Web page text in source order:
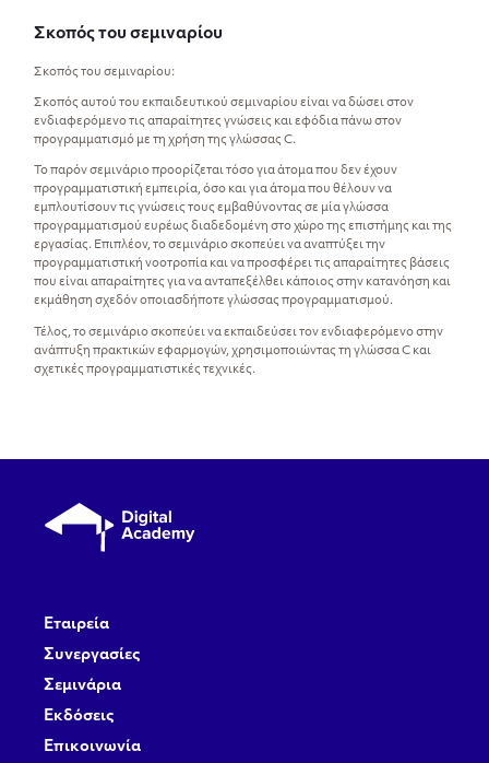
Σκοπός του σεμιναρίου
Σκοπός του σεμιναρίου:
Σκοπός αυτού του εκπαιδευτικού σεμιναρίου είναι να δώσει στον
ενδιαφερόμενο τις απαραίτητες γνώσεις και εφόδια πάνω στον
προγραμματισμό με τη χρήση της γλώσσας C.
Το παρόν σεμινάριο προορίζεται τόσο για άτομα που δεν έχουν
προγραμματιστική εμπειρία, όσο και για άτομα που θέλουν να
εμπλουτίσουν τις γνώσεις τους εμβαθύνοντας σε μία γλώσσα
προγραμματισμού ευρέως διαδεδομένη στο χώρο της επιστήμης και της
εργασίας. Επιπλέον, το σεμινάριο σκοπεύει να αναπτύξει την
προγραμματιστική νοοτροπία και να προσφέρει τις απαραίτητες βάσεις
που είναι απαραίτητες για να ανταπεξέλθει κάποιος στην κατανόηση και
εκμάθηση σχεδόν οποιασδήποτε γλώσσας προγραμματισμού.
Τέλος, το σεμινάριο σκοπεύει να εκπαιδεύσει τον ενδιαφερόμενο στην
ανάπτυξη πρακτικών εφαρμογών, χρησιμοποιώντας τη γλώσσα C και
σχετικές προγραμματιστικές τεχνικές.
Εταιρεία
Συνεργασίες
Σεμινάρια
Εκδόσεις
Επικοινωνία